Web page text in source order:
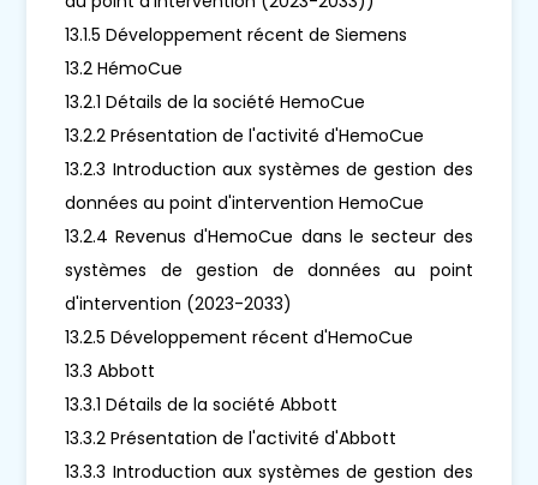
13.1.5 Développement récent de Siemens
13.2 HémoCue
13.2.1 Détails de la société HemoCue
13.2.2 Présentation de l'activité d'HemoCue
13.2.3 Introduction aux systèmes de gestion des
données au point d'intervention HemoCue
13.2.4 Revenus d'HemoCue dans le secteur des
systèmes de gestion de données au point
d'intervention (2023-2033)
13.2.5 Développement récent d'HemoCue
13.3 Abbott
13.3.1 Détails de la société Abbott
13.3.2 Présentation de l'activité d'Abbott
13.3.3 Introduction aux systèmes de gestion des